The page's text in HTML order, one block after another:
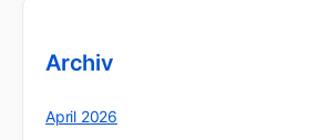
Archiv
April 2026